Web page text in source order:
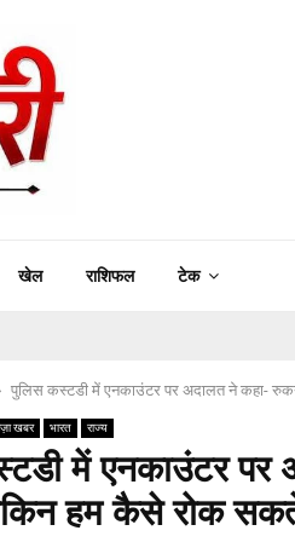
खेल राशिफल टेक
पुलिस कस्टडी में एनकाउंटर पर अदालत ने कहा-
खबर भारत राज्य
में एनकाउंटर
हम कैसे रोक